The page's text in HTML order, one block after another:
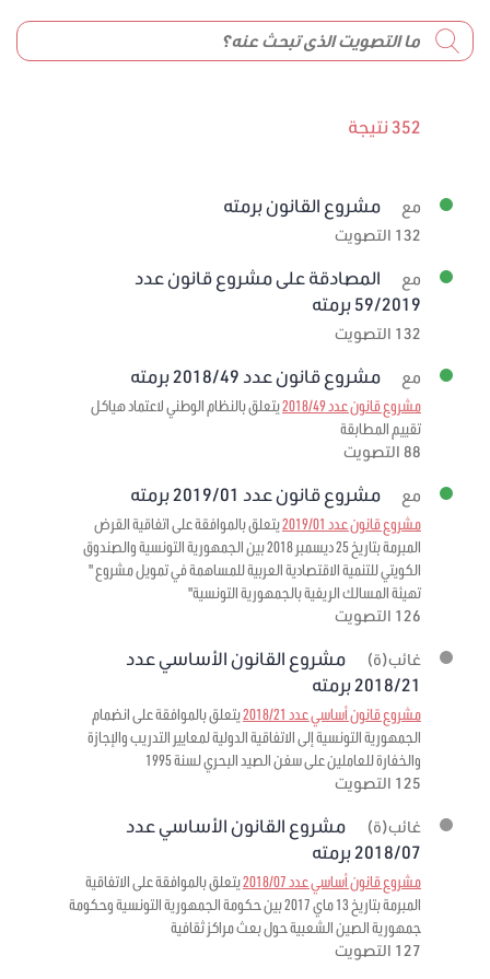
352 نتيجة
مع مشروع القانون برمته
132 التصويت
مع
المصادقة على مشروع قانون عدد
59/2019 برمته
132 التصويت
مع مشروع قانون عدد 2018/49 برمته
مشروع قانون عدد 2018/49
يتعلق بالنظام الوطني لاعتماد هياكل
تقييم المطابقة
88 التصويت
مع مشروع قانون عدد 2019/01 برمته
مشروع قانون عدد 2019/01
يتعلق بالموافقة على اتفاقية القرض
المبرمة بتاريخ 25 ديسمبر 2018 بين الجمهورية التونسية والصندوق
الكويتي للتنمية الاقتصادية العربية للمساهمة في تمويل مشروع "
تهيئة المسالك الريفية بالجمهورية التونسية"
126 التصويت
غائب(ة)
مشروع القانون الأساسي عدد
2018/21 برمته
مشروع قانون أساسي عدد 2018/21
يتعلق بالموافقة على انضمام
الجمهورية التونسية إلى الاتفاقية الدولية لمعايير التدريب والإجازة
والخفارة للعاملين على سفن الصيد البحري لسنة 1995
125 التصويت
غائب(ة)
مشروع القانون الأساسي عدد
2018/07 برمته
مشروع قانون أساسي عدد 2018/07
يتعلق بالموافقة على الاتفاقية
المبرمة بتاريخ 13 ماي 2017 بين حكومة الجمهورية التونسية وحكومة
جمهورية الصين الشعبية حول بعث مراكز ثقافية
127 التصويت